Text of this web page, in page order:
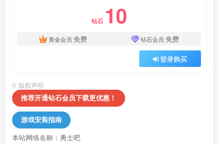
钻石 10
黄金会员 免费 钻石会员 免费
登录购买
© 版权声明
推荐开通钻石会员下载更优惠！
游戏安装指南
本站网络名称：勇士吧